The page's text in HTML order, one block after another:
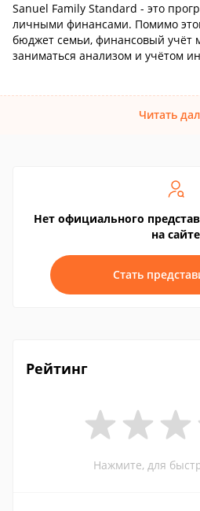
Sanuel Family Standard - это
личными финансами. Помимо
бюджет семьи, финансовый учёт
заниматься анализом и учётом
Читать
Нет официального
на сайте
Стать
Рейтинг
Нажмите, для